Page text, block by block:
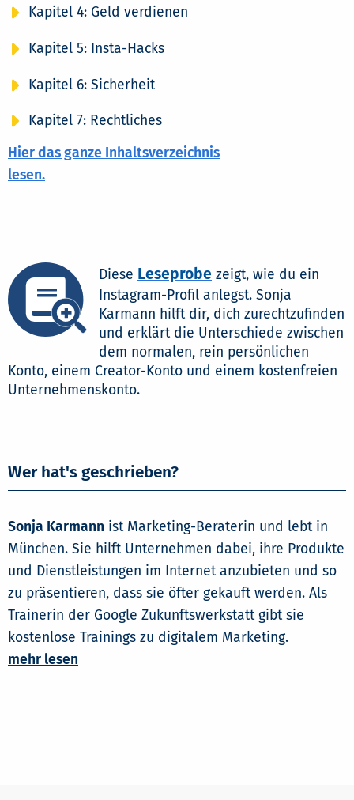
Kapitel 4: Geld verdienen
Kapitel 5: Insta-Hacks
Kapitel 6: Sicherheit
Kapitel 7: Rechtliches
Hier das ganze Inhaltsverzeichnis
lesen.
Diese Leseprobe zeigt, wie du ein
Instagram-Profil anlegst. Sonja
Karmann hilft dir, dich zurechtzufinden
und erklärt die Unterschiede zwischen
dem normalen, rein persönlichen
Konto, einem Creator-Konto und einem kostenfreien
Unternehmenskonto.
Wer hat's geschrieben?
Sonja Karmann ist Marketing-Beraterin und lebt in
München. Sie hilft Unternehmen dabei, ihre Produkte
und Dienstleistungen im Internet anzubieten und so
zu präsentieren, dass sie öfter gekauft werden. Als
Trainerin der Google Zukunftswerkstatt gibt sie
kostenlose Trainings zu digitalem Marketing.
mehr lesen